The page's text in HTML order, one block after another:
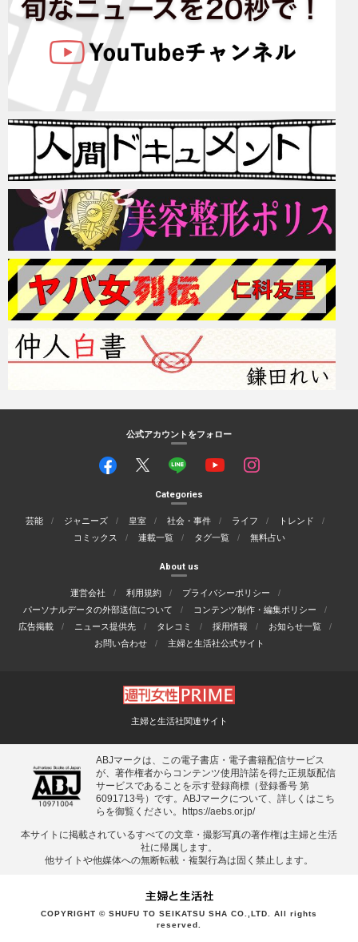
公式アカウントをフォロー
Categories
芸能 ジャニーズ 皇室 社会・事件 ライフ
トレンド
コミックス
連載一覧 タグ一覧 無料占い
About us
運営会社 利用規約
プライバシーポリシー
パーソナルデータの外部送信について
コンテンツ制作・編集ポリシー
広告掲載
ニュース提供先 タレコミ 採用情報
お知らせ一覧
お問い合わせ
主婦と生活社公式サイト
主婦と生活社関連サイト
ABJマークは、この電子書店・電子書籍配信サービス
が、著作権者からコンテンツ使用許諾を得た正規版配信
サービスであることを示す登録商標（登録番号 第
6091713号）です。ABJマークについて、詳しくはこち
らを御覧ください。
https://aebs.or.jp/
本サイトに掲載されているすべての⽂章・撮影写真の著作権は主婦と⽣活
社に帰属します。
他サイトや他媒体への無断転載・複製⾏為は固く禁⽌します。
COPYRIGHT © SHUFU TO SEIKATSU SHA CO.,LTD. All rights
reserved.